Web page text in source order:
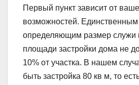
Первый пункт зависит от
возможностей.
определяющим размер служи
площади застройки дома не
10% от участка. В нашем
быть застройка 80 кв м, то